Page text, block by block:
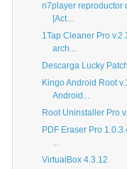
n7player reproductor
[Act...
1Tap Cleaner Pro
arch...
Descarga Lucky
Kingo Android Root
Android...
Root Uninstaller Pro
PDF Eraser Pro
...
VirtualBox 4.3.12